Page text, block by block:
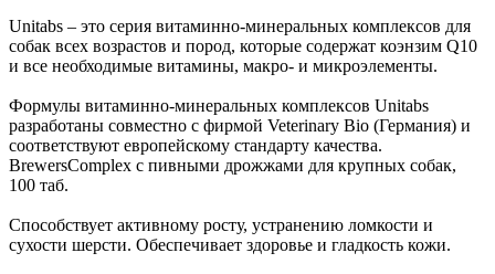
Unitabs – это серия витаминно-минеральных комплексов для
собак всех возрастов и пород, которые содержат коэнзим Q10
и все необходимые витамины, макро- и микроэлементы.
Формулы витаминно-минеральных комплексов Unitabs
разработаны совместно с фирмой Veterinary Bio (Германия) и
соответствуют европейскому стандарту качества.
BrewersComplex с пивными дрожжами для крупных собак,
100 таб.
Способствует активному росту, устранению ломкости и
сухости шерсти. Обеспечивает здоровье и гладкость кожи.